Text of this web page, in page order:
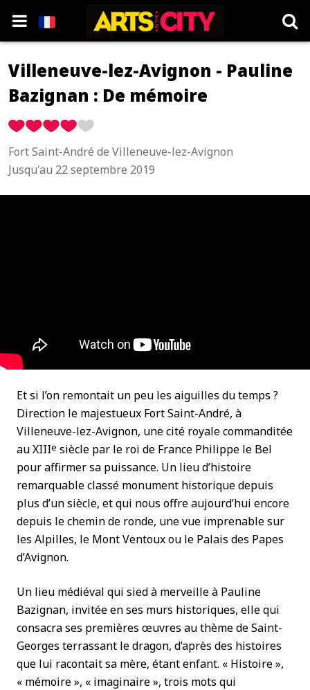
Villeneuve-lez-Avignon - Pauline
Bazignan : De mémoire
Fort Saint-André de Villeneuve-lez-Avignon
Jusqu'au 22 septembre 2019
Et si l’on remontait un peu les aiguilles du temps ?
Direction le majestueux Fort Saint-André, à
Villeneuve-lez-Avignon, une cité royale commanditée
au XIIIe siècle par le roi de France Philippe le Bel
pour affirmer sa puissance. Un lieu d’histoire
remarquable classé monument historique depuis
plus d’un siècle, et qui nous offre aujourd’hui encore
depuis le chemin de ronde, une vue imprenable sur
les Alpilles, le Mont Ventoux ou le Palais des Papes
d’Avignon.
Un lieu médiéval qui sied à merveille à Pauline
Bazignan, invitée en ses murs historiques, elle qui
consacra ses premières œuvres au thème de Saint-
Georges terrassant le dragon, d’après des histoires
que lui racontait sa mère, étant enfant. « Histoire »,
« mémoire », « imaginaire », trois mots qui